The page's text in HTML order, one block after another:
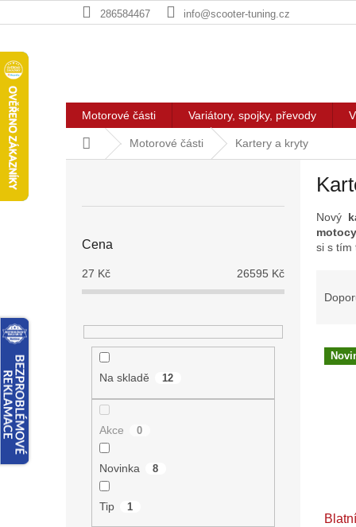
na
286584467 info@scooter-tuning.cz
Motorové části Variátory, spojky, převody
Domů Motorové části Kartery a kryty
Cena
27 Kč 26595 Kč
Na skladě 12
Akce 0
Novinka 8
Tip 1
Nový
si s tím
V